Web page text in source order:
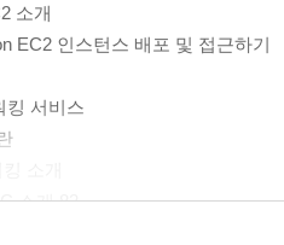
소개
EC2 인스턴스 배포 및 접근하기
킹 서비스
소개 82